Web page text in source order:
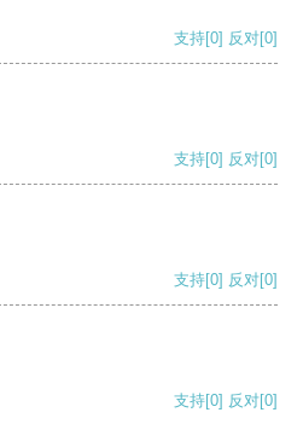
支持[0] 反对[0]
支持[0] 反对[0]
支持[0] 反对[0]
支持[0] 反对[0]